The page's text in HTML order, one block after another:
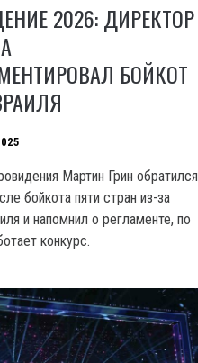
2026: ДИРЕКТОР
БОЙКОТ
Мартин Грин обратился
бойкота пяти стран из-за
и напомнил о регламенте, по
конкурс.